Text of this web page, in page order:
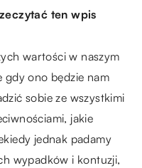
ten wpis
wartości w naszym
gdy ono będzie nam
sobie ze wszystkimi
jakie
jednak padamy
wypadków i kontuzji,